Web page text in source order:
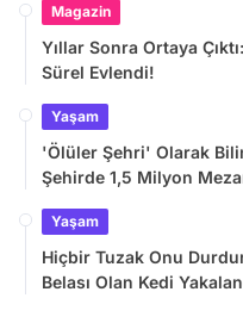
Magazin
Yıllar Sonra Ortaya
Sürel Evlendi!
Yaşam
'Ölüler Şehri' Olarak
Şehirde 1,5 Milyon
Yaşam
Hiçbir Tuzak Onu
Belası Olan Kedi